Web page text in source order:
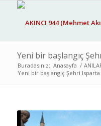
Yeni bir başlangıç
Buradasınız: Anasayfa /
Yeni bir başlangıç Şehri Isparta